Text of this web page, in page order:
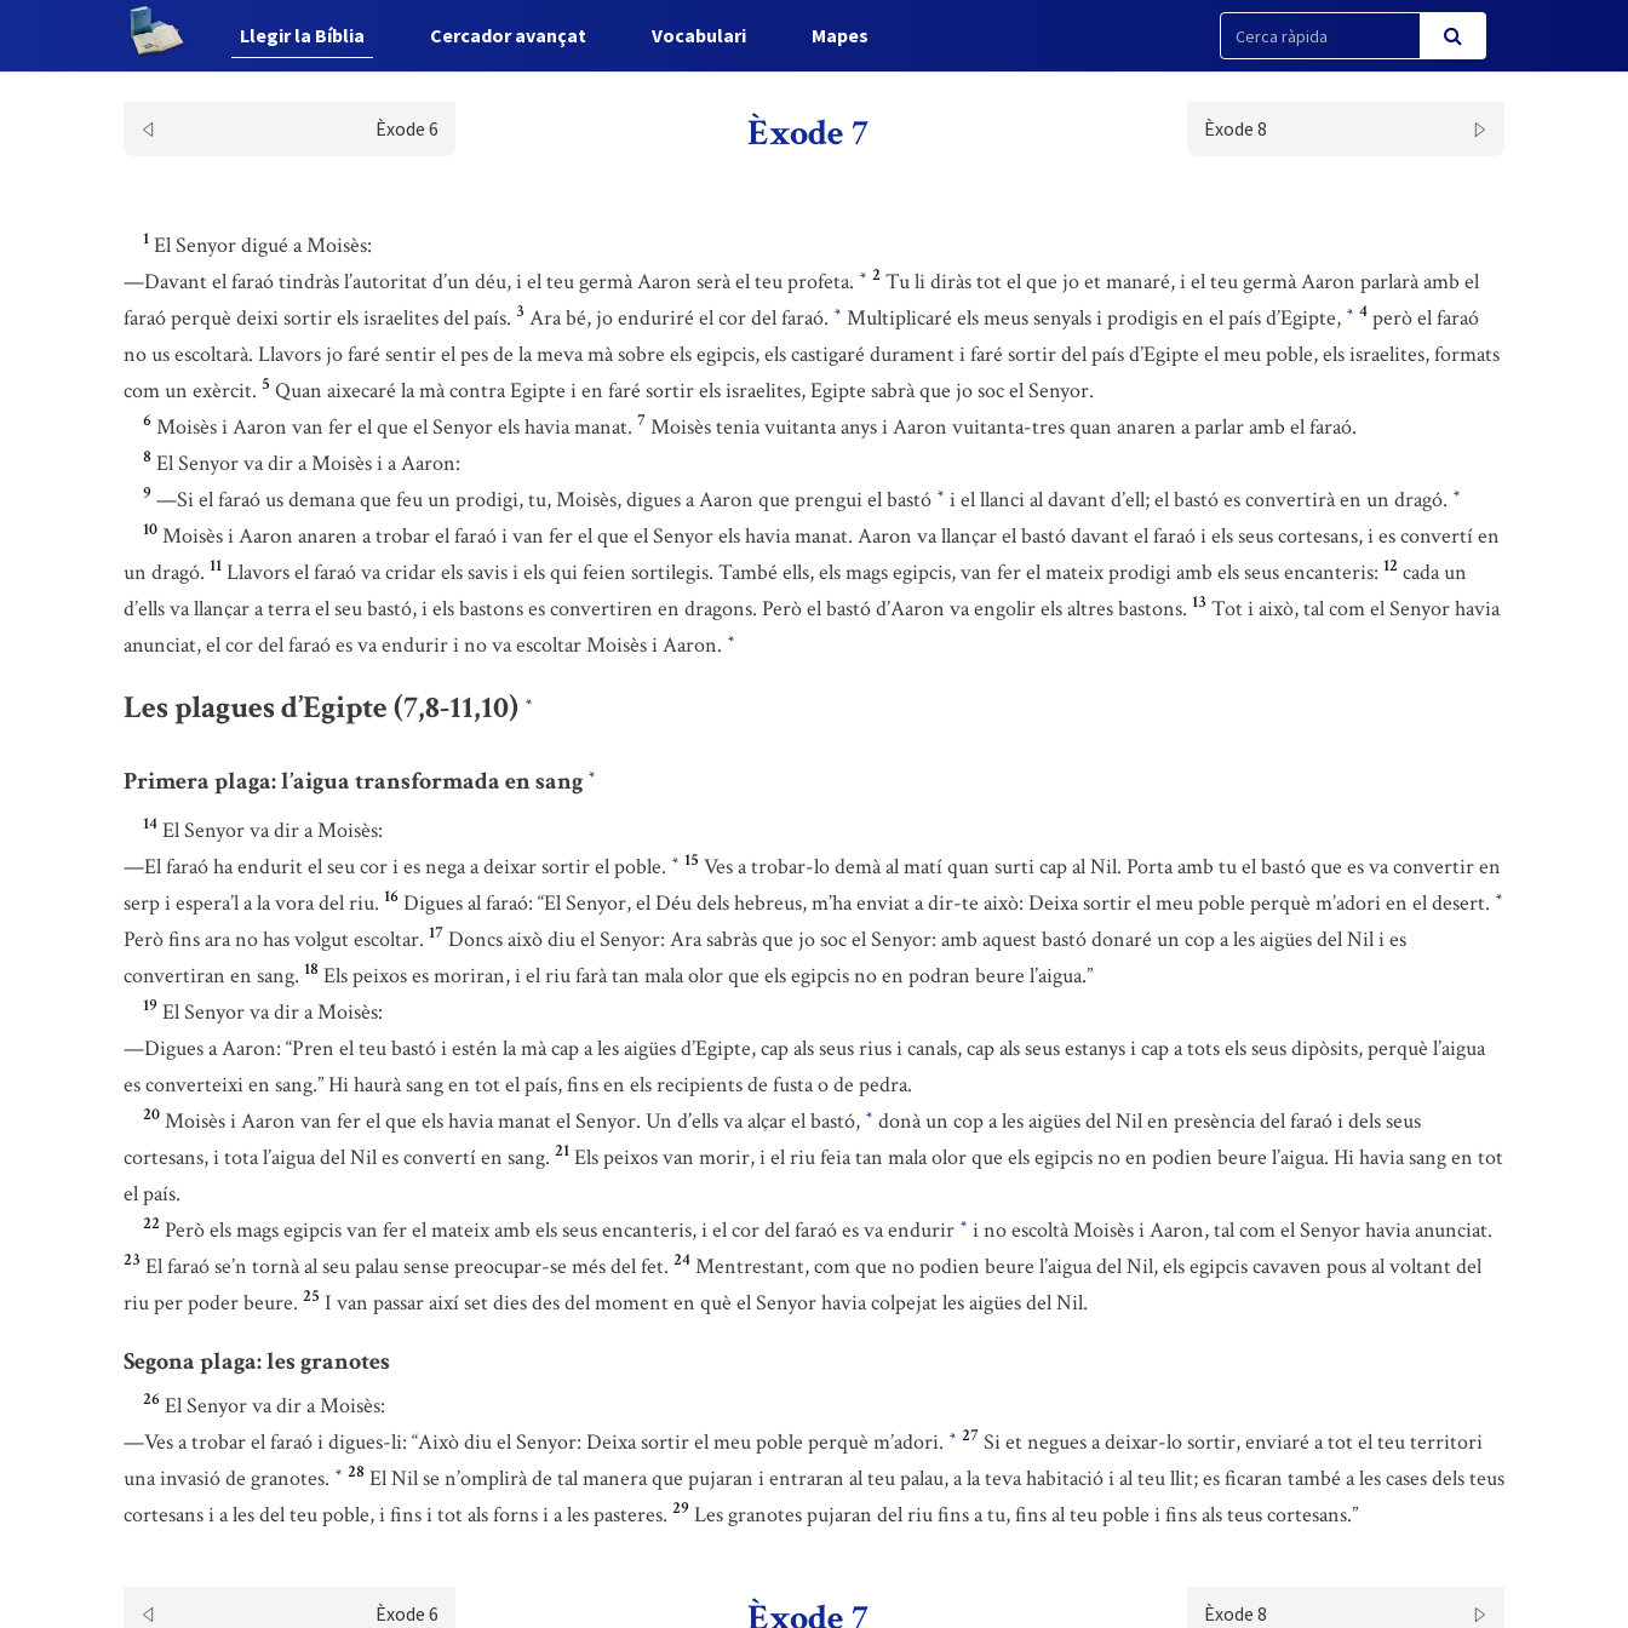
Llegir la Bíblia Cercador avançat Vocabulari Mapes
Èxode 6 Èxode 7 Èxode 8
1 El Senyor digué a Moisès:
—Davant el faraó tindràs l’autoritat d’un déu, i el teu germà Aaron serà el teu profeta. * 2 Tu li diràs tot el que jo et manaré, i el teu germà Aaron parlarà amb el
faraó perquè deixi sortir els israelites del país. 3 Ara bé, jo enduriré el cor del faraó. * Multiplicaré els meus senyals i prodigis en el país d’Egipte, * 4 però el faraó
no us escoltarà. Llavors jo faré sentir el pes de la meva mà sobre els egipcis, els castigaré durament i faré sortir del país d’Egipte el meu poble, els israelites, formats
com un exèrcit. 5 Quan aixecaré la mà contra Egipte i en faré sortir els israelites, Egipte sabrà que jo soc el Senyor.
6 Moisès i Aaron van fer el que el Senyor els havia manat. 7 Moisès tenia vuitanta anys i Aaron vuitanta-tres quan anaren a parlar amb el faraó.
8 El Senyor va dir a Moisès i a Aaron:
9 —Si el faraó us demana que feu un prodigi, tu, Moisès, digues a Aaron que prengui el bastó * i el llanci al davant d’ell; el bastó es convertirà en un dragó. *
10 Moisès i Aaron anaren a trobar el faraó i van fer el que el Senyor els havia manat. Aaron va llançar el bastó davant el faraó i els seus cortesans, i es convertí en
un dragó. 11 Llavors el faraó va cridar els savis i els qui feien sortilegis. També ells, els mags egipcis, van fer el mateix prodigi amb els seus encanteris: 12 cada un
d’ells va llançar a terra el seu bastó, i els bastons es convertiren en dragons. Però el bastó d’Aaron va engolir els altres bastons. 13 Tot i això, tal com el Senyor havia
anunciat, el cor del faraó es va endurir i no va escoltar Moisès i Aaron. *
Les plagues d’Egipte (7,8-11,10) *
Primera plaga: l’aigua transformada en sang *
14 El Senyor va dir a Moisès:
—El faraó ha endurit el seu cor i es nega a deixar sortir el poble. * 15 Ves a trobar-lo demà al matí quan surti cap al Nil. Porta amb tu el bastó que es va convertir en
serp i espera’l a la vora del riu. 16 Digues al faraó: “El Senyor, el Déu dels hebreus, m’ha enviat a dir-te això: Deixa sortir el meu poble perquè m’adori en el desert. *
Però fins ara no has volgut escoltar. 17 Doncs això diu el Senyor: Ara sabràs que jo soc el Senyor: amb aquest bastó donaré un cop a les aigües del Nil i es
convertiran en sang. 18 Els peixos es moriran, i el riu farà tan mala olor que els egipcis no en podran beure l’aigua.”
19 El Senyor va dir a Moisès:
—Digues a Aaron: “Pren el teu bastó i estén la mà cap a les aigües d’Egipte, cap als seus rius i canals, cap als seus estanys i cap a tots els seus dipòsits, perquè l’aigua
es converteixi en sang.” Hi haurà sang en tot el país, fins en els recipients de fusta o de pedra.
20 Moisès i Aaron van fer el que els havia manat el Senyor. Un d’ells va alçar el bastó, * donà un cop a les aigües del Nil en presència del faraó i dels seus
cortesans, i tota l’aigua del Nil es convertí en sang. 21 Els peixos van morir, i el riu feia tan mala olor que els egipcis no en podien beure l’aigua. Hi havia sang en tot
el país.
22 Però els mags egipcis van fer el mateix amb els seus encanteris, i el cor del faraó es va endurir * i no escoltà Moisès i Aaron, tal com el Senyor havia anunciat.
23 El faraó se’n tornà al seu palau sense preocupar-se més del fet. 24 Mentrestant, com que no podien beure l’aigua del Nil, els egipcis cavaven pous al voltant del
riu per poder beure. 25 I van passar així set dies des del moment en què el Senyor havia colpejat les aigües del Nil.
Segona plaga: les granotes
26 El Senyor va dir a Moisès:
—Ves a trobar el faraó i digues-li: “Això diu el Senyor: Deixa sortir el meu poble perquè m’adori. * 27 Si et negues a deixar-lo sortir, enviaré a tot el teu territori
una invasió de granotes. * 28 El Nil se n’omplirà de tal manera que pujaran i entraran al teu palau, a la teva habitació i al teu llit; es ficaran també a les cases dels teus
cortesans i a les del teu poble, i fins i tot als forns i a les pasteres. 29 Les granotes pujaran del riu fins a tu, fins al teu poble i fins als teus cortesans.”
Èxode 6 Èxode 8